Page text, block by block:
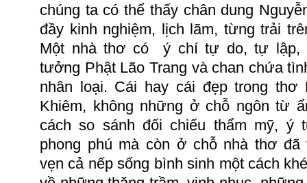
chúng ta có thể thấy chân dung
đầy kinh nghiệm, lịch lãm, từng trải
Một nhà thơ có ý chí tự do, tự lập,
tưởng Phật Lão Trang và chan chứa
nhân loại. Cái hay cái đẹp trong thơ
Khiêm, không những ở chỗ ngôn từ
cách so sánh đối chiếu thẩm mỹ, ý
phong phú mà còn ở chỗ nhà thơ đã
vẹn cả nếp sống bình sinh một cách